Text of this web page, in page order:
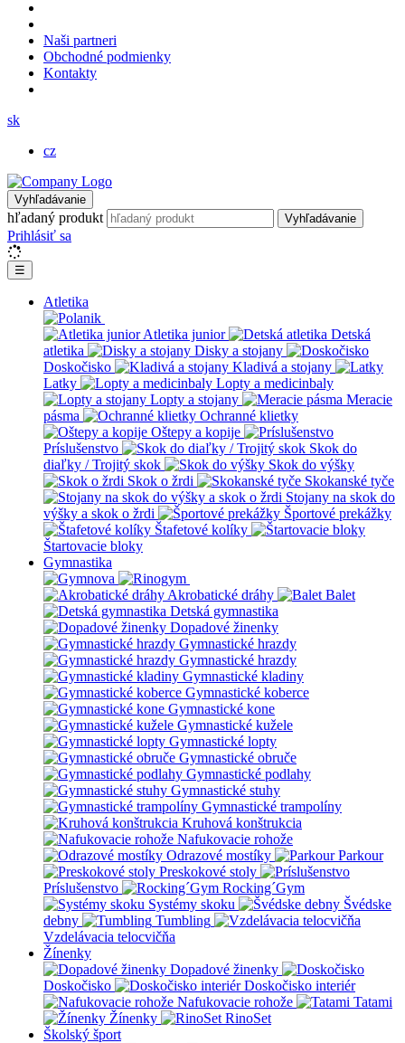
Naši partneri
Obchodné podmienky
Kontakty
sk
cz
Vyhľadávanie
hľadaný produkt Vyhľadávanie
Prihlásiť sa
☰
Atletika
Atletika junior
Detská
atletika
Disky a stojany
Doskočisko
Kladivá a stojany
Latky
Lopty a medicinbaly
Lopty a stojany
Meracie
pásma
Ochranné klietky
Oštepy a kopije
Príslušenstvo
Skok do
diaľky / Trojitý skok
Skok do výšky
Skok o žrdi
Skokanské tyče
Stojany na skok do
výšky a skok o žrdi
Športové prekážky
Štafetové kolíky
Štartovacie bloky
Gymnastika
Akrobatické dráhy
Balet
Detská gymnastika
Dopadové žinenky
Gymnastické hrazdy
Gymnastické hrazdy
Gymnastické kladiny
Gymnastické koberce
Gymnastické kone
Gymnastické kužele
Gymnastické lopty
Gymnastické obruče
Gymnastické podlahy
Gymnastické stuhy
Gymnastické trampolíny
Kruhová konštrukcia
Nafukovacie rohože
Odrazové mostíky
Parkour
Preskokové stoly
Príslušenstvo
Rocking´Gym
Systémy skoku
Švédske
debny
Tumbling
Vzdelávacia telocvičňa
Žínenky
Dopadové žinenky
Doskočisko
Doskočisko interiér
Nafukovacie rohože
Tatami
Žínenky
RinoSet
Školský šport